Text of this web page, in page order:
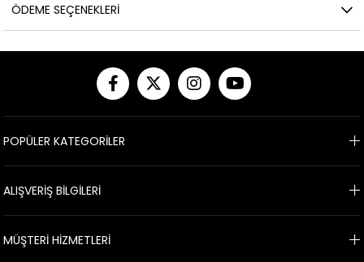
ÖDEME SEÇENEKLERI
POPÜLER KATEGORİLER
ALIŞVERİŞ BİLGİLERİ
MÜŞTERİ HİZMETLERİ